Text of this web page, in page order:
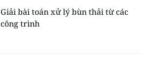
Giải bài toán xử lý bùn thải từ các
công trình